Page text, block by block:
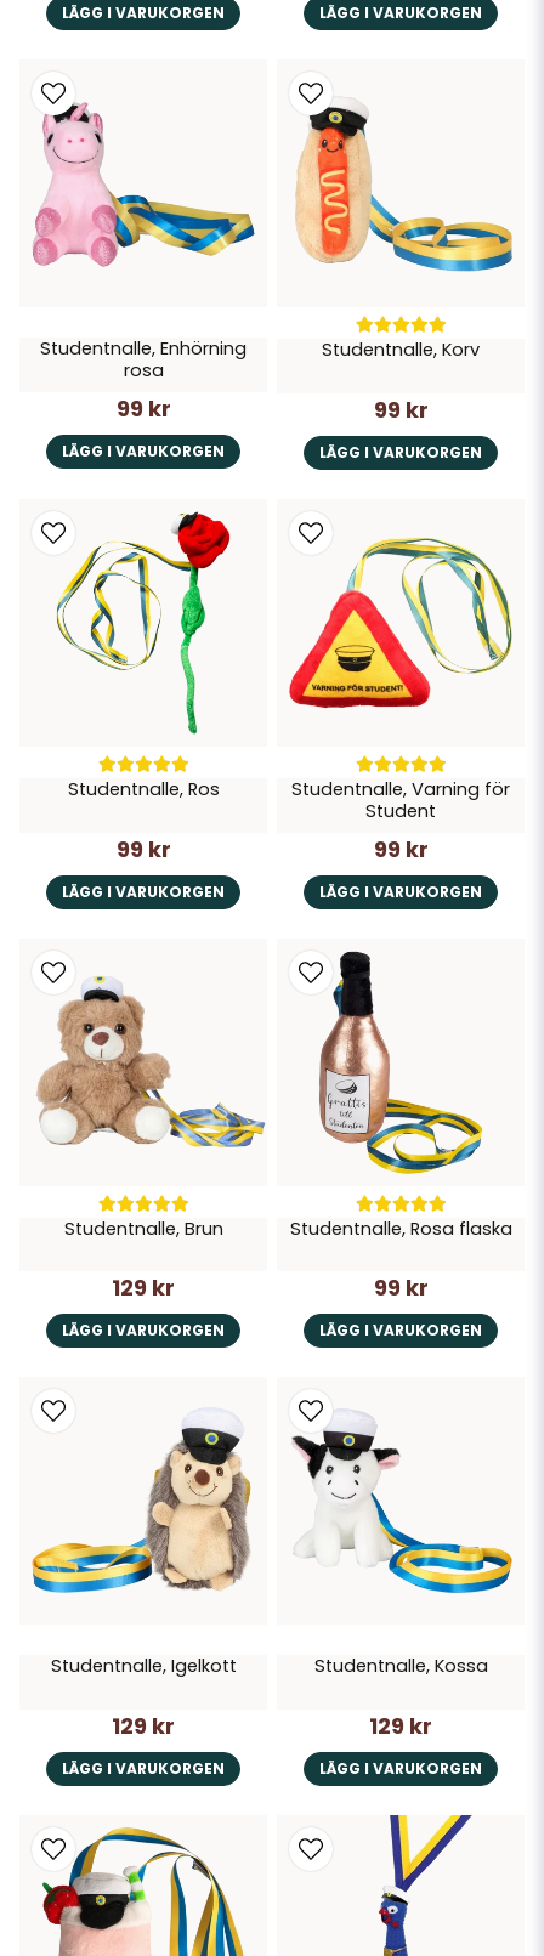
LÄGG I VARUKORGEN LÄGG I VARUKORGEN
Studentnalle, Enhörning
rosa
99 kr
LÄGG I VARUKORGEN
Studentnalle, Korv
99 kr
LÄGG I VARUKORGEN
Studentnalle, Ros
99 kr
LÄGG I VARUKORGEN
Studentnalle, Varning för
Student
99 kr
LÄGG I VARUKORGEN
Studentnalle, Brun
129 kr
LÄGG I VARUKORGEN
Studentnalle, Rosa flaska
99 kr
LÄGG I VARUKORGEN
Studentnalle, Igelkott
129 kr
LÄGG I VARUKORGEN
Studentnalle, Kossa
129 kr
LÄGG I VARUKORGEN